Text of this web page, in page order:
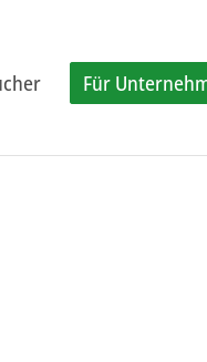
Für